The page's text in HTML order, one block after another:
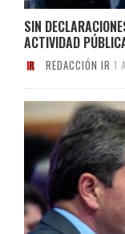
SIN
ACTIVIDAD
REDACCIÓN IR 1